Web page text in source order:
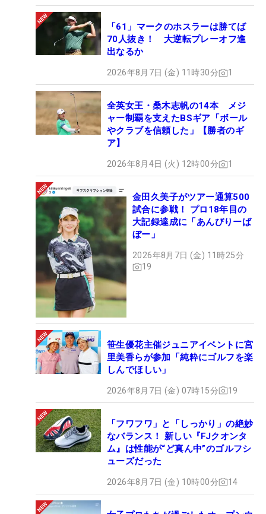
「61」マークのホスラーは勝てば
70人抜き！ 大逆転プレーオフ進
出なるか
2026年8月7日 (金) 11時30分 1
全英女王・桑木志帆の14本 メジ
ャー制覇を支えたBSギア「ボール
やクラブを信頼した」【勝者のギ
ア】
2026年8月4日 (火) 12時00分 1
金田久美子がツアー通算500
試合に参戦！ プロ18年目の
大記録達成に「あんびりーば
ぼー」
2026年8月7日 (金) 11時25分
19
笹生優花主催ジュニアイベントに宮
里美香らが参加「純粋にゴルフを楽
しんでほしい」
2026年8月7日 (金) 07時15分 19
「フワフワ」と「しっかり」の絶妙
なバランス！ 新しい『FJクオンタ
ム』は性能が“ど真ん中”のゴルフシ
ューズだった
2026年8月7日 (金) 10時00分 14